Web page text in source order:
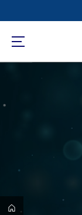
로
메